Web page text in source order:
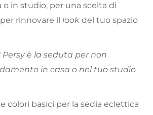
o in studio, per una scelta di
rinnovare il look del tuo spazio
è la seduta per non
in casa o nel tuo studio
colori basici per la sedia eclettica